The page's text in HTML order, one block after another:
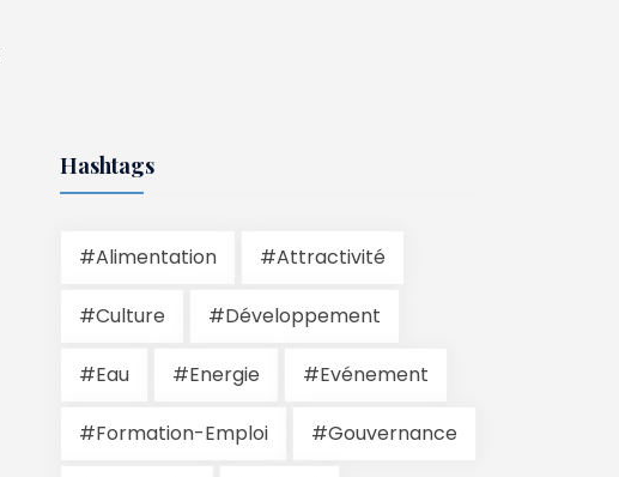
Hashtags
#Alimentation #Attractivité
#Culture #Développement
#Eau #Energie #Evénement
#Formation-Emploi #Gouvernance